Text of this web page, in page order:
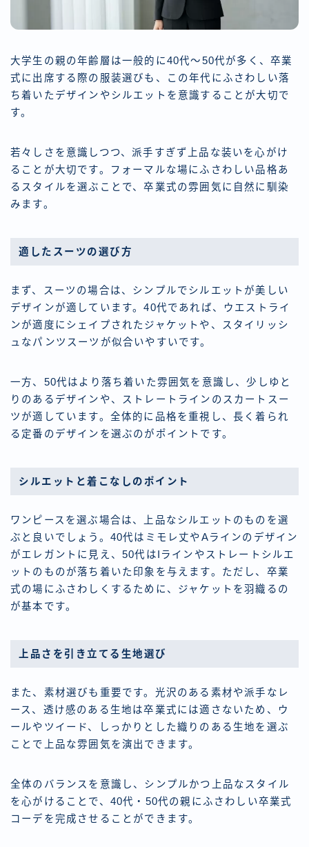
大学生の親の年齢層は一般的に40代〜50代が多く、卒業
式に出席する際の服装選びも、この年代にふさわしい落
ち着いたデザインやシルエットを意識することが大切で
す。
若々しさを意識しつつ、派手すぎず上品な装いを心がけ
ることが大切です。フォーマルな場にふさわしい品格あ
るスタイルを選ぶことで、卒業式の雰囲気に自然に馴染
みます。
適したスーツの選び方
まず、スーツの場合は、シンプルでシルエットが美しい
デザインが適しています。40代であれば、ウエストライ
ンが適度にシェイプされたジャケットや、スタイリッシ
ュなパンツスーツが似合いやすいです。
一方、50代はより落ち着いた雰囲気を意識し、少しゆと
りのあるデザインや、ストレートラインのスカートスー
ツが適しています。全体的に品格を重視し、長く着られ
る定番のデザインを選ぶのがポイントです。
シルエットと着こなしのポイント
ワンピースを選ぶ場合は、上品なシルエットのものを選
ぶと良いでしょう。40代はミモレ丈やAラインのデザイン
がエレガントに見え、50代はIラインやストレートシルエ
ットのものが落ち着いた印象を与えます。ただし、卒業
式の場にふさわしくするために、ジャケットを羽織るの
が基本です。
上品さを引き立てる生地選び
また、素材選びも重要です。光沢のある素材や派手なレ
ース、透け感のある生地は卒業式には適さないため、ウ
ールやツイード、しっかりとした織りのある生地を選ぶ
ことで上品な雰囲気を演出できます。
全体のバランスを意識し、シンプルかつ上品なスタイル
を心がけることで、40代・50代の親にふさわしい卒業式
コーデを完成させることができます。